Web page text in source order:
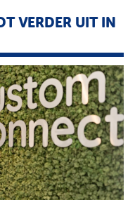
VERDER UIT IN